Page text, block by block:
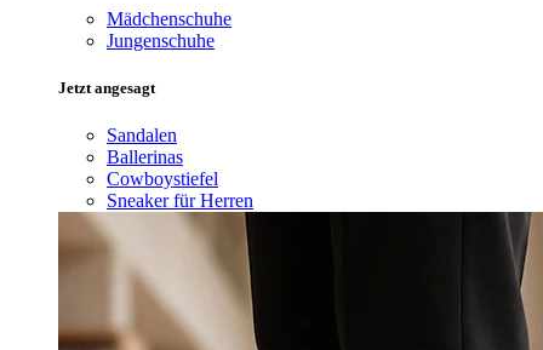
Mädchenschuhe
Jungenschuhe
Jetzt angesagt
Sandalen
Ballerinas
Cowboystiefel
Sneaker für Herren